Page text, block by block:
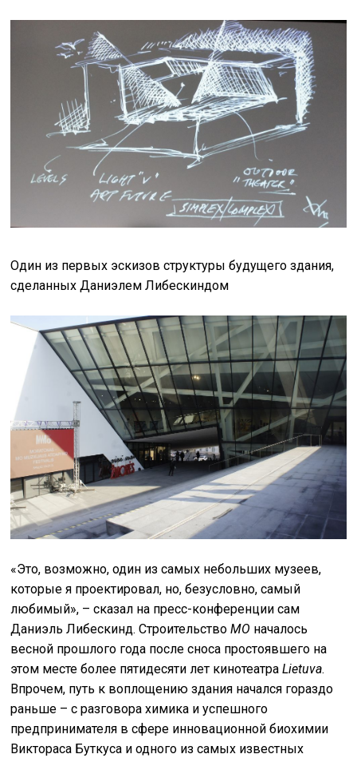
Один из первых эскизов структуры будущего здания,
сделанных Даниэлем Либескиндом
«Это, возможно, один из самых небольших музеев,
которые я проектировал, но, безусловно, самый
любимый», – сказал на пресс-конференции сам
Даниэль Либескинд. СтроительствоMO началось
весной прошлого года после сноса простоявшего на
этом месте более пятидесяти лет кинотеатраLietuva.
Впрочем, путь к воплощению здания начался гораздо
раньше – с разговора химика и успешного
предпринимателя в сфере инновационной биохимии
Виктораса Буткуса и одного из самых известных